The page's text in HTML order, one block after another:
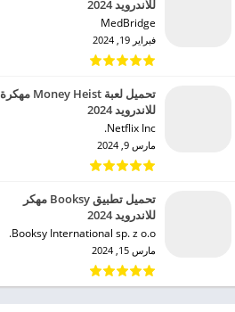
للاندرويد 2024
MedBridge‏
فبراير 19, 2024
تحميل لعبة Money Heist مهكرة
للاندرويد 2024
Netflix Inc.‏
مارس 9, 2024
تحميل تطبيق Booksy مهكر
للاندرويد 2024
Booksy International sp. z o.o.‏
مارس 15, 2024